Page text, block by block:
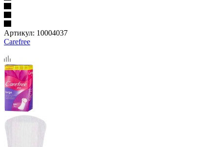
Артикул: 10004037
Carefree